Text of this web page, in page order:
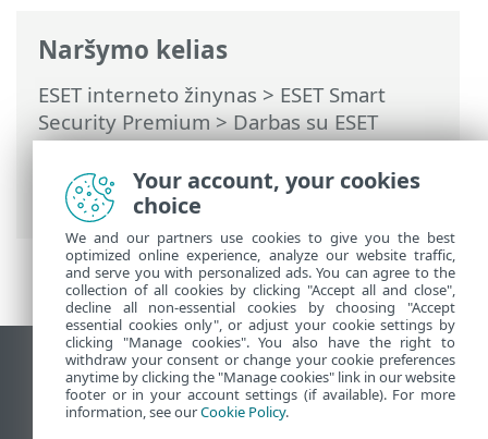
Naršymo kelias
ESET interneto žinynas > ESET Smart
Security Premium>Darbas su ESET
Smart Security Premium>Nustatymai>
Interneto apsauga>Tėvų kontrolė>
Svetainių išimtys
Rodyti darbalaukio tinklavietę
End of Life
ESET žinių bazė
Your account, your cookies
choice
We and our partners use cookies to give you the best
optimized online experience, analyze our website traffic,
and serve you with personalized ads. You can agree to the
collection of all cookies by clicking "Accept all and close",
decline all non-essential cookies by choosing "Accept
essential cookies only", or adjust your cookie settings by
clicking "Manage cookies". You also have the right to
withdraw your consent or change your cookie preferences
anytime by clicking the "Manage cookies" link in our website
footer or in your account settings (if available). For more
information, see ourCookie Policy.